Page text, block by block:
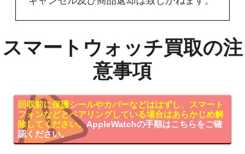
スマートウォッチ買取の注
意事項
回収前に保護シールやカバーなどははずし、スマート
フォンなどとペアリングしている場合はあらかじめ解
除してください。AppleWatchの手順はこちらをご確
認ください。